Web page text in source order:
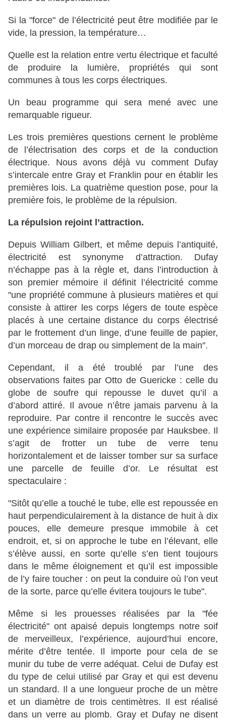
Si la "force" de l’électricité peut être modifiée par le
vide, la pression, la température…
Quelle est la relation entre vertu électrique et faculté
de produire la lumière, propriétés qui sont
communes à tous les corps électriques.
Un beau programme qui sera mené avec une
remarquable rigueur.
Les trois premières questions cernent le problème
de l’électrisation des corps et de la conduction
électrique. Nous avons déjà vu comment Dufay
s’intercale entre Gray et Franklin pour en établir les
premières lois. La quatrième question pose, pour la
première fois, le problème de la répulsion.
La répulsion rejoint l’attraction.
Depuis William Gilbert, et même depuis l’antiquité,
électricité est synonyme d’attraction. Dufay
n’échappe pas à la règle et, dans l’introduction à
son premier mémoire il définit l’électricité comme
"une propriété commune à plusieurs matières et qui
consiste à attirer les corps légers de toute espèce
placés à une certaine distance du corps électrisé
par le frottement d’un linge, d’une feuille de papier,
d’un morceau de drap ou simplement de la main".
Cependant, il a été troublé par l’une des
observations faites par Otto de Guericke : celle du
globe de soufre qui repousse le duvet qu’il a
d’abord attiré. Il avoue n’être jamais parvenu à la
reproduire. Par contre il rencontre le succès avec
une expérience similaire proposée par Hauksbee. Il
s’agit de frotter un tube de verre tenu
horizontalement et de laisser tomber sur sa surface
une parcelle de feuille d’or. Le résultat est
spectaculaire :
"Sitôt qu’elle a touché le tube, elle est repoussée en
haut perpendiculairement à la distance de huit à dix
pouces, elle demeure presque immobile à cet
endroit, et, si on approche le tube en l’élevant, elle
s’élève aussi, en sorte qu’elle s’en tient toujours
dans le même éloignement et qu’il est impossible
de l’y faire toucher : on peut la conduire où l’on veut
de la sorte, parce qu’elle évitera toujours le tube".
Même si les prouesses réalisées par la "fée
électricité" ont apaisé depuis longtemps notre soif
de merveilleux, l’expérience, aujourd’hui encore,
mérite d’être tentée. Il importe pour cela de se
munir du tube de verre adéquat. Celui de Dufay est
du type de celui utilisé par Gray et qui est devenu
un standard. Il a une longueur proche de un mètre
et un diamètre de trois centimètres. Il est réalisé
dans un verre au plomb. Gray et Dufay ne disent